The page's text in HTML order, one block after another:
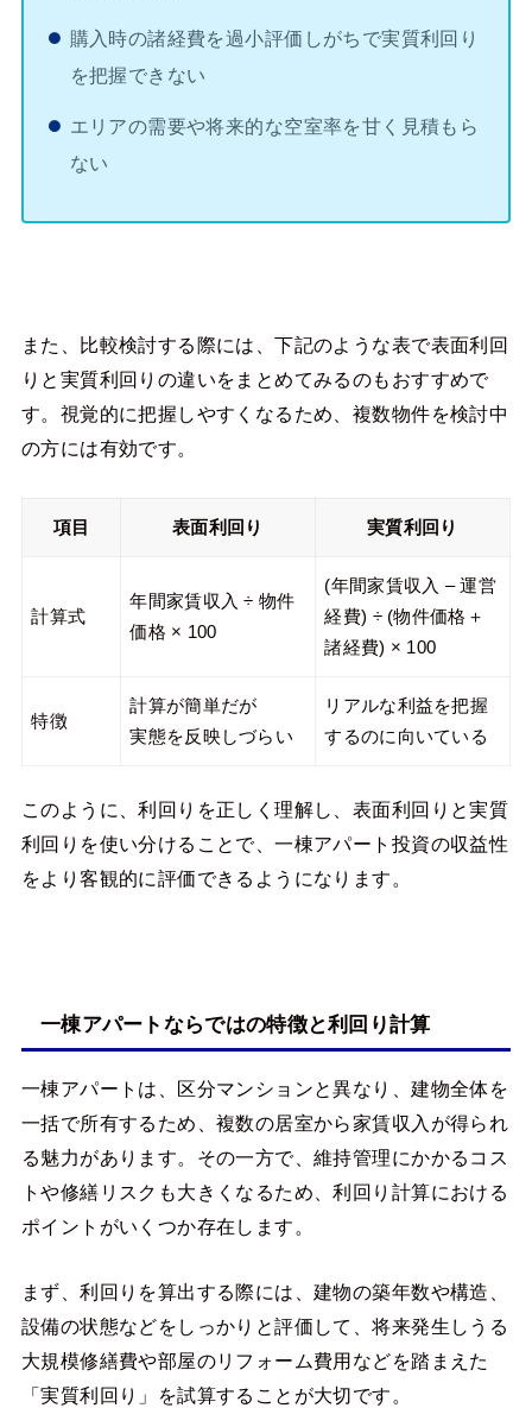
購入時の諸経費を過小評価しがちで実質利回り
を把握できない
エリアの需要や将来的な空室率を甘く見積もら
ない
また、比較検討する際には、下記のような表で表面利回
りと実質利回りの違いをまとめてみるのもおすすめで
す。視覚的に把握しやすくなるため、複数物件を検討中
の方には有効です。
項目 表面利回り 実質利回り
計算式
年間家賃収入 ÷ 物件
価格 × 100
(年間家賃収入 – 運営
経費) ÷ (物件価格＋
諸経費) × 100
特徴
計算が簡単だが
実態を反映しづらい
リアルな利益を把握
するのに向いている
このように、利回りを正しく理解し、表面利回りと実質
利回りを使い分けることで、一棟アパート投資の収益性
をより客観的に評価できるようになります。
一棟アパートならではの特徴と利回り計算
一棟アパートは、区分マンションと異なり、建物全体を
一括で所有するため、複数の居室から家賃収入が得られ
る魅力があります。その一方で、維持管理にかかるコス
トや修繕リスクも大きくなるため、利回り計算における
ポイントがいくつか存在します。
まず、利回りを算出する際には、建物の築年数や構造、
設備の状態などをしっかりと評価して、将来発生しうる
大規模修繕費や部屋のリフォーム費用などを踏まえた
「実質利回り」を試算することが大切です。